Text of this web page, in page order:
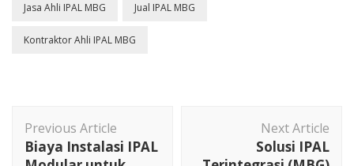
Jasa Ahli IPAL MBG Jual IPAL MBG
Kontraktor Ahli IPAL MBG
Navigation
Previous Article
Biaya Instalasi IPAL
Next Article
Solusi IPAL